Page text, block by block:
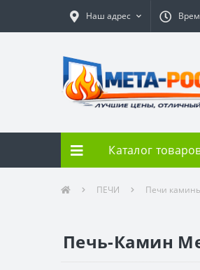
Наш адрес
Каталог
ПЕЧИ Печи
Печь-Камин